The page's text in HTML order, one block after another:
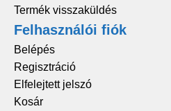
Termék visszaküldés
Felhasználói fiók
Belépés
Regisztráció
Elfelejtett jelszó
Kosár